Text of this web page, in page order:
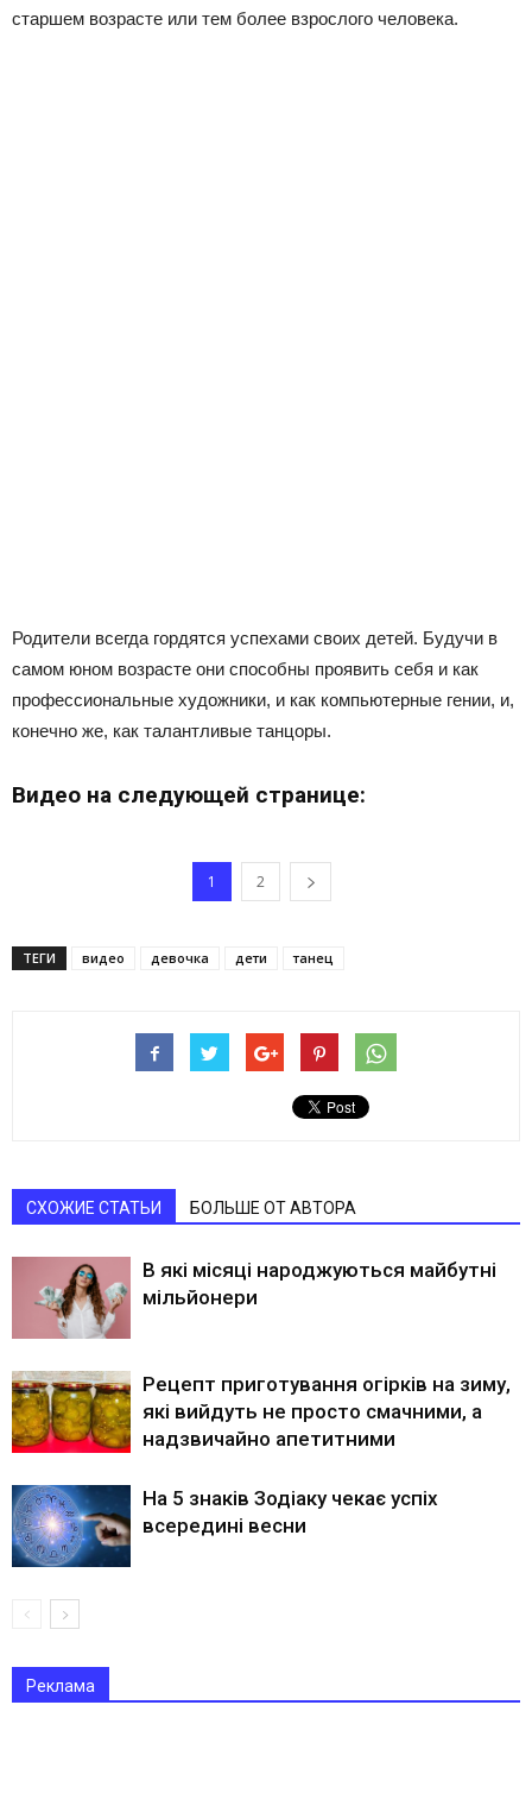
старшем возрасте или тем более взрослого человека.
Родители всегда гордятся успехами своих детей. Будучи в
самом юном возрасте они способны проявить себя и как
профессиональные художники, и как компьютерные гении, и,
конечно же, как талантливые танцоры.
Видео на следующей странице:
1 2
ТЕГИ видео девочка дети танец
СХОЖИЕ СТАТЬИ БОЛЬШЕ ОТ АВТОРА
В які місяці народжуються майбутні
мільйонери
Рецепт приготування огірків на зиму,
які вийдуть не просто смачними, а
надзвичайно апетитними
На 5 знаків Зодіаку чекає успіх
всередині весни
Реклама